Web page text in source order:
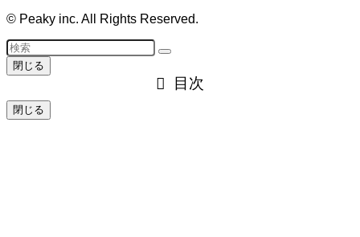
© Peaky inc. All Rights Reserved.
閉じる
目次
閉じる